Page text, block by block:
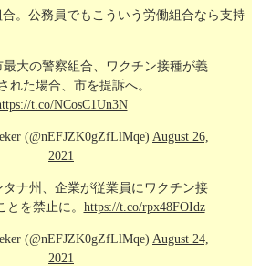
。公務員でもこういう労働組合なら支持
最大の警察組合、ワクチン接種が義
れた場合、市を提訴へ。
t.co/NCosC1Un3N
(@nEFJZK0gZfLlMqe) August 26,
2021
タナ州、企業が従業員にワクチン接
を禁止に。 https://t.co/rpx48FOIdz
(@nEFJZK0gZfLlMqe) August 24,
2021